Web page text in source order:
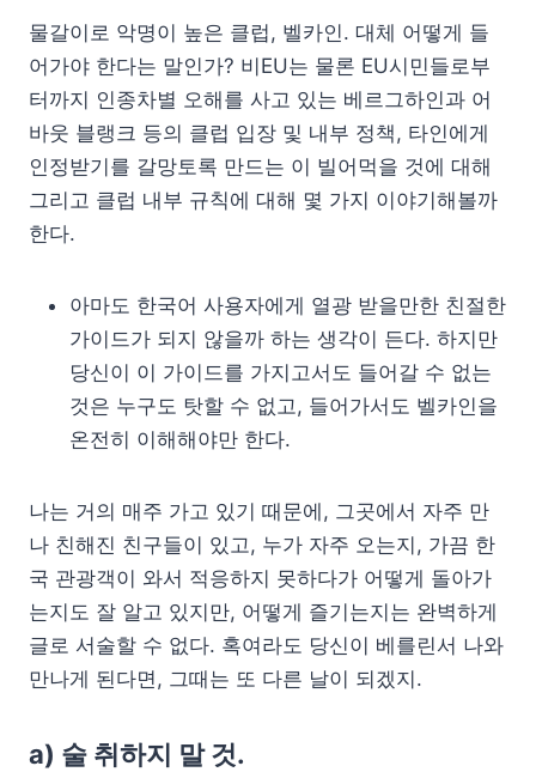
물갈이로 악명이 높은 클럽, 벨카인. 대체 어떻게 들
어가야 한다는 말인가? 비EU는 물론 EU시민들로부
터까지 인종차별 오해를 사고 있는 베르그하인과 어
바웃 블랭크 등의 클럽 입장 및 내부 정책, 타인에게
인정받기를 갈망토록 만드는 이 빌어먹을 것에 대해
그리고 클럽 내부 규칙에 대해 몇 가지 이야기해볼까
한다.
아마도 한국어 사용자에게 열광 받을만한 친절한
가이드가 되지 않을까 하는 생각이 든다. 하지만
당신이 이 가이드를 가지고서도 들어갈 수 없는
것은 누구도 탓할 수 없고, 들어가서도 벨카인을
온전히 이해해야만 한다.
나는 거의 매주 가고 있기 때문에, 그곳에서 자주 만
나 친해진 친구들이 있고, 누가 자주 오는지, 가끔 한
국 관광객이 와서 적응하지 못하다가 어떻게 돌아가
는지도 잘 알고 있지만, 어떻게 즐기는지는 완벽하게
글로 서술할 수 없다. 혹여라도 당신이 베를린서 나와
만나게 된다면, 그때는 또 다른 날이 되겠지.
a) 술 취하지 말 것.